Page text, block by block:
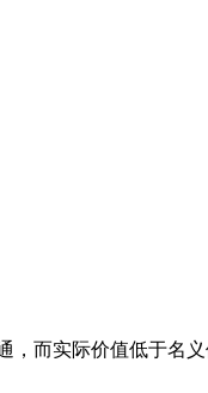
而实际价值低于名